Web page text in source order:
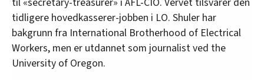
tidligere hovedkasserer-jobben i LO. Shuler har
bakgrunn fra International Brotherhood of Electrical
Workers, men er utdannet som journalist ved the
University of Oregon.